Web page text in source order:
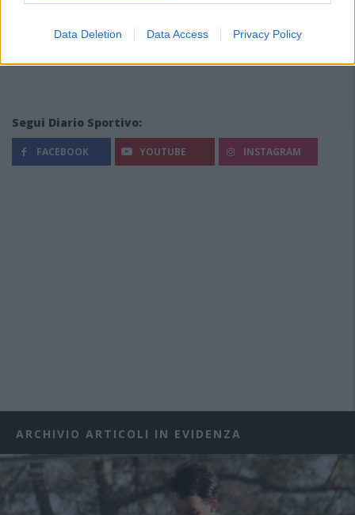
Data Deletion Data Access Privacy Policy
Segui Diario Sportivo:
FACEBOOK YOUTUBE INSTAGRAM
ARCHIVIO ARTICOLI IN EVIDENZA